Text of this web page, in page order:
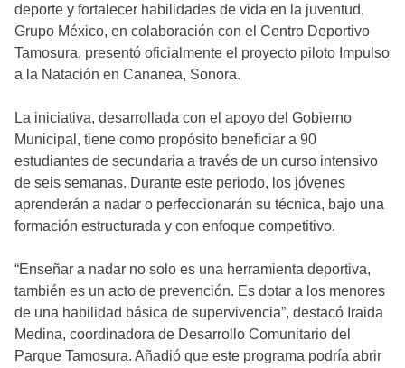
deporte y fortalecer habilidades de vida en la juventud,
Grupo México, en colaboración con el Centro Deportivo
Tamosura, presentó oficialmente el proyecto piloto Impulso
a la Natación en Cananea, Sonora.
La iniciativa, desarrollada con el apoyo del Gobierno
Municipal, tiene como propósito beneficiar a 90
estudiantes de secundaria a través de un curso intensivo
de seis semanas. Durante este periodo, los jóvenes
aprenderán a nadar o perfeccionarán su técnica, bajo una
formación estructurada y con enfoque competitivo.
“Enseñar a nadar no solo es una herramienta deportiva,
también es un acto de prevención. Es dotar a los menores
de una habilidad básica de supervivencia”, destacó Iraida
Medina, coordinadora de Desarrollo Comunitario del
Parque Tamosura. Añadió que este programa podría abrir